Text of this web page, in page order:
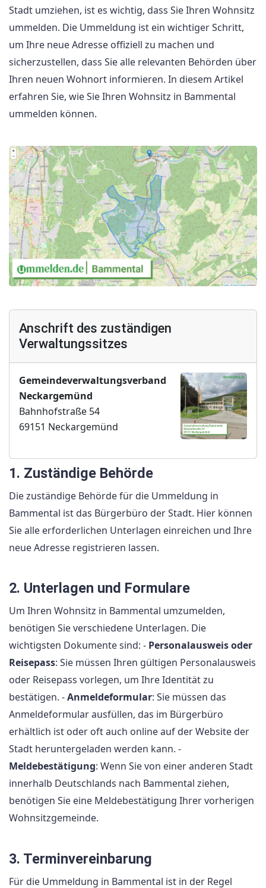
Stadt umziehen, ist es wichtig, dass Sie Ihren Wohnsitz
ummelden. Die Ummeldung ist ein wichtiger Schritt,
um Ihre neue Adresse offiziell zu machen und
sicherzustellen, dass Sie alle relevanten Behörden über
Ihren neuen Wohnort informieren. In diesem Artikel
erfahren Sie, wie Sie Ihren Wohnsitz in Bammental
ummelden können.
Anschrift des zuständigen
Verwaltungssitzes
Gemeindeverwaltungsverband
Neckargemünd
Bahnhofstraße 54
69151 Neckargemünd
1. Zuständige Behörde
Die zuständige Behörde für die Ummeldung in
Bammental ist das Bürgerbüro der Stadt. Hier können
Sie alle erforderlichen Unterlagen einreichen und Ihre
neue Adresse registrieren lassen.
2. Unterlagen und Formulare
Um Ihren Wohnsitz in Bammental umzumelden,
benötigen Sie verschiedene Unterlagen. Die
wichtigsten Dokumente sind: - Personalausweis oder
Reisepass: Sie müssen Ihren gültigen Personalausweis
oder Reisepass vorlegen, um Ihre Identität zu
bestätigen. -Anmeldeformular: Sie müssen das
Anmeldeformular ausfüllen, das im Bürgerbüro
erhältlich ist oder oft auch online auf der Website der
Stadt heruntergeladen werden kann. -
Meldebestätigung: Wenn Sie von einer anderen Stadt
innerhalb Deutschlands nach Bammental ziehen,
benötigen Sie eine Meldebestätigung Ihrer vorherigen
Wohnsitzgemeinde.
3. Terminvereinbarung
Für die Ummeldung in Bammental ist in der Regel